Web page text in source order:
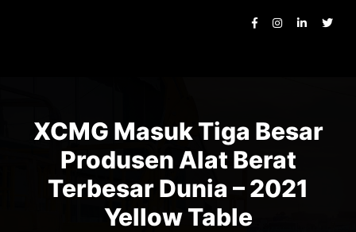
XCMG Masuk Tiga Besar
Produsen Alat Berat
Terbesar Dunia – 2021
Yellow Table